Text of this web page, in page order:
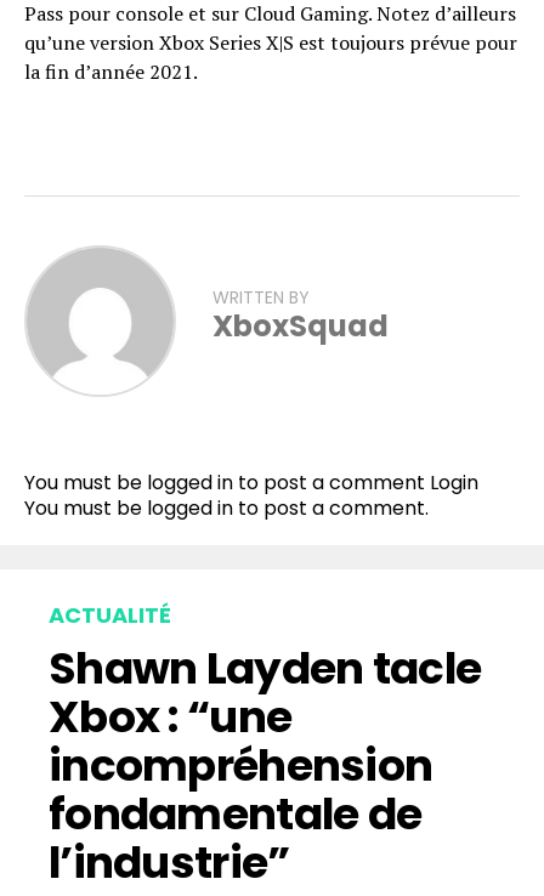
Pass pour console et sur Cloud Gaming. Notez d’ailleurs
qu’une version Xbox Series X|S est toujours prévue pour
la fin d’année 2021.
WRITTEN BY
XboxSquad
You must be logged in to post a comment Login
You must be logged in to post a comment.
ACTUALITÉ
Shawn Layden tacle
Xbox : “une
incompréhension
fondamentale de
l’industrie”